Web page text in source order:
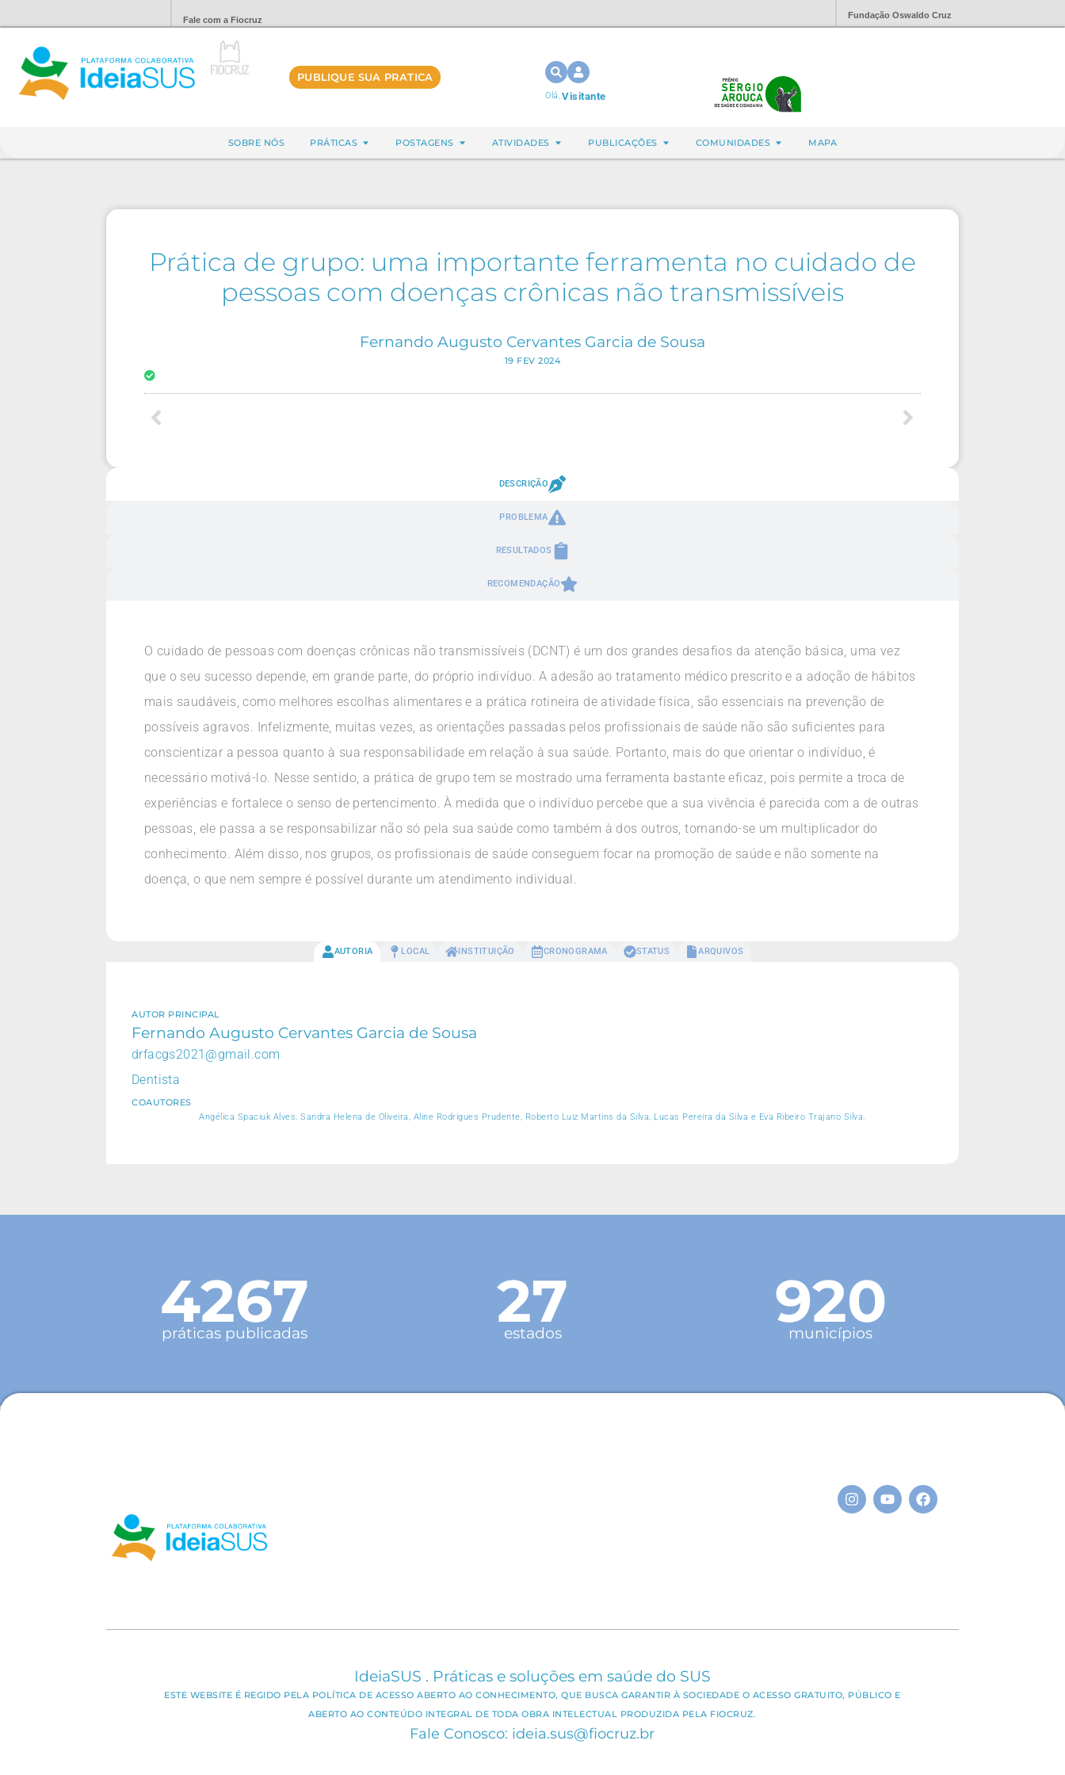
Fale com a Fiocruz Fundação Oswaldo Cruz
PUBLIQUE SUA PRATICA
Olá,Visitante
SOBRE NÓS PRÁTICAS POSTAGENS ATIVIDADES PUBLICAÇÕES COMUNIDADES MAPA
Prática de grupo: uma importante ferramenta no cuidado de
pessoas com doenças crônicas não transmissíveis
Fernando Augusto Cervantes Garcia de Sousa
19 FEV 2024
DESCRIÇÃO
PROBLEMA
RESULTADOS
RECOMENDAÇÃO
O cuidado de pessoas com doenças crônicas não transmissíveis (DCNT) é um dos grandes desafios da atenção básica, uma vez
que o seu sucesso depende, em grande parte, do próprio indivíduo. A adesão ao tratamento médico prescrito e a adoção de hábitos
mais saudáveis, como melhores escolhas alimentares e a prática rotineira de atividade física, são essenciais na prevenção de
possíveis agravos. Infelizmente, muitas vezes, as orientações passadas pelos profissionais de saúde não são suficientes para
conscientizar a pessoa quanto à sua responsabilidade em relação à sua saúde. Portanto, mais do que orientar o indivíduo, é
necessário motivá-lo. Nesse sentido, a prática de grupo tem se mostrado uma ferramenta bastante eficaz, pois permite a troca de
experiências e fortalece o senso de pertencimento. À medida que o indivíduo percebe que a sua vivência é parecida com a de outras
pessoas, ele passa a se responsabilizar não só pela sua saúde como também à dos outros, tornando-se um multiplicador do
conhecimento. Além disso, nos grupos, os profissionais de saúde conseguem focar na promoção de saúde e não somente na
doença, o que nem sempre é possível durante um atendimento individual.
AUTORIA LOCAL INSTITUIÇÃO CRONOGRAMA STATUS ARQUIVOS
AUTOR PRINCIPAL
Fernando Augusto Cervantes Garcia de Sousa
drfacgs2021@gmail.com
Dentista
COAUTORES
Angélica Spaciuk Alves, Sandra Helena de Oliveira, Aline Rodrigues Prudente, Roberto Luiz Martins da Silva, Lucas Pereira da Silva e Eva Ribeiro Trajano Silva.
4267
práticas publicadas 27
estados 920
municípios
IdeiaSUS . Práticas e soluções em saúde do SUS
ESTE WEBSITE É REGIDO PELA POLÍTICA DE ACESSO ABERTO AO CONHECIMENTO, QUE BUSCA GARANTIR À SOCIEDADE O ACESSO GRATUITO, PÚBLICO E
ABERTO AO CONTEÚDO INTEGRAL DE TODA OBRA INTELECTUAL PRODUZIDA PELA FIOCRUZ.
Fale Conosco: ideia.sus@fiocruz.br